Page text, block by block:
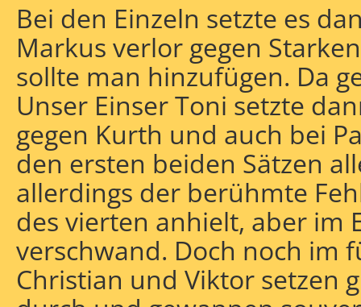
Bei den Einzeln setzte es
Markus verlor gegen
sollte man hinzufügen. Da
Unser Einser Toni setzte
gegen Kurth und auch bei
den ersten beiden Sätzen
allerdings der berühmte
des vierten anhielt, aber im
verschwand. Doch noch im
Christian und Viktor setzen